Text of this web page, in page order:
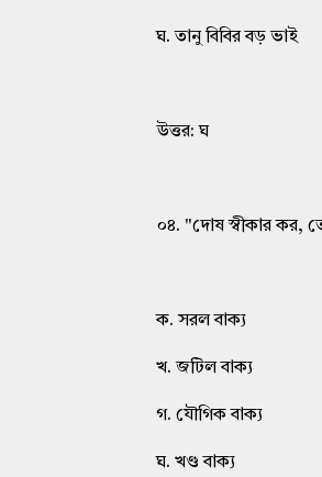
ঘ. তানু বিবির বড় ভাই
উত্তর: ঘ
০৪. "দোষ স্বীকার কর,
ক. সরল বাক্য
খ. জটিল বাক্য
গ. যৌগিক বাক্য
ঘ. খণ্ড বাক্য